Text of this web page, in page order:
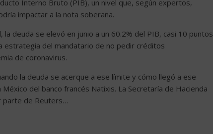
Interno Bruto (PIB), un nivel que, según expertos,
impactar a la nota soberana.
deuda se elevó en junio a un 60.2% del PIB, casi 10 puntos
estrategia del mandatario de no pedir créditos
de coronavirus.
la deuda se acerque a ese límite y cómo llegó a ese
del banco francés Natixis. La Secretaría de Hacienda
parte de Reuters…